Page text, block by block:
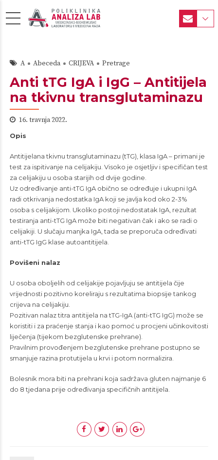
A Abeceda CRIJEVA Pretrage
Anti tTG IgA i IgG – Antitijela
na tkivnu transglutaminazu
16. travnja 2022.
Opis
Antitijelana tkivnu transglutaminazu (tTG), klasa IgA – primani je
test za ispitivanje na celijakiju. Visoko je osjetljiv i specifičan test
za celijakiju u osoba starijih od dvije godine.
Uz određivanje anti-tTG IgA obično se određuje i ukupni IgA
radi otkrivanja nedostatka IgA koji se javlja kod oko 2-3%
osoba s celijakijom. Ukoliko postoji nedostatak IgA, rezultat
testiranja anti-tTG IgA može biti negativan čak i ako se radi o
celijakiji. U slučaju manjka IgA, tada se preporuča određivati
anti-tTG IgG klase autoantitijela.
Povišeni nalaz
U osoba oboljelih od celijakije pojavljuju se antitijela čije
vrijednosti pozitivno koreliraju s rezultatima biopsije tankog
crijeva na celijakiju.
Pozitivan nalaz titra antitijela na tTG-IgA (anti-tTG IgG) može se
koristiti i za praćenje stanja i kao pomoć u procjeni učinkovitosti
liječenja (tijekom bezglutenske prehrane).
Pravilnim provođenjem bezglutenske prehrane postupno se
smanjuje razina protutijela u krvi i potom normalizira.
Bolesnik mora biti na prehrani koja sadržava gluten najmanje 6
do 8 tjedana prije određivanja specifičnih antitijela.